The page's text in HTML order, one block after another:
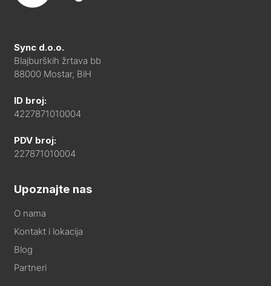
Sync d.o.o.
Blajburških žrtava bb
88000 Mostar, BiH
ID broj:
4227871010004
PDV broj:
227871010004
Upoznajte nas
O nama
Kontakt i lokacija
Blog
Partneri